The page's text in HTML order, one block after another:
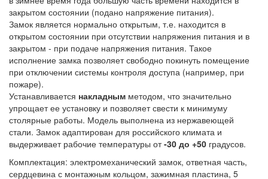
закрытом состоянии (подано напряжение питания).
Замок является нормально открытым, т.е. находится в
открытом состоянии при отсутствии напряжения питания и в
закрытом - при подаче напряжения питания. Такое
исполнение замка позволяет свободно покинуть помещение
при отключении системы контроля доступа (например, при
пожаре).
Устанавливается накладным методом, что значительно
упрощает ее установку и позволяет свести к минимуму
столярные работы. Модель выполнена из нержавеющей
стали. Замок адаптирован для российского климата и
выдерживает рабочие температуры от-30 до +50 градусов.
Комплектация: электромеханический замок, ответная часть,
сердцевина с монтажным кольцом, зажимная пластина, 5